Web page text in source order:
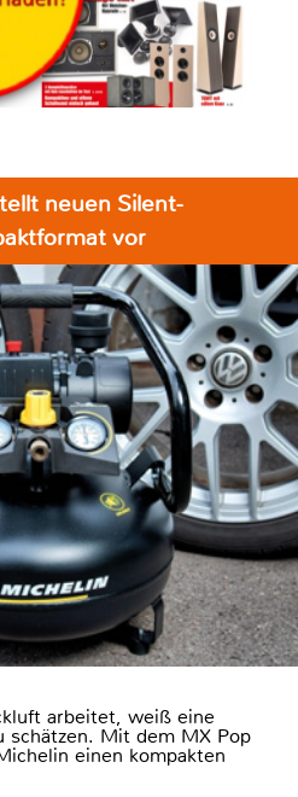
neuen Silent-
vor
arbeitet, weiß eine
schätzen. Mit dem MX Pop
einen kompakten